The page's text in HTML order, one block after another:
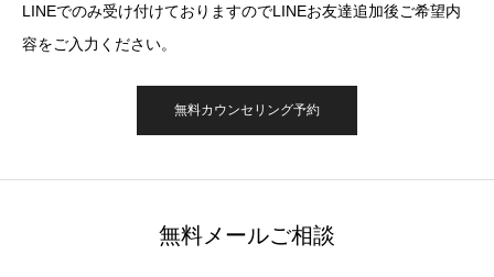
LINEでのみ受け付けておりますのでLINEお友達追加後ご希望内
容をご入力ください。
無料カウンセリング予約
無料メールご相談